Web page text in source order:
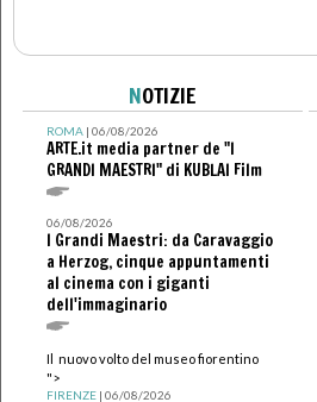
NOTIZIE
ROMA| 06/08/2026
ARTE.it media partner de "I
GRANDI MAESTRI" di KUBLAI Film
06/08/2026
I Grandi Maestri: da Caravaggio
a Herzog, cinque appuntamenti
al cinema con i giganti
dell'immaginario
Il nuovo volto del museo fiorentino
">
FIRENZE| 06/08/2026